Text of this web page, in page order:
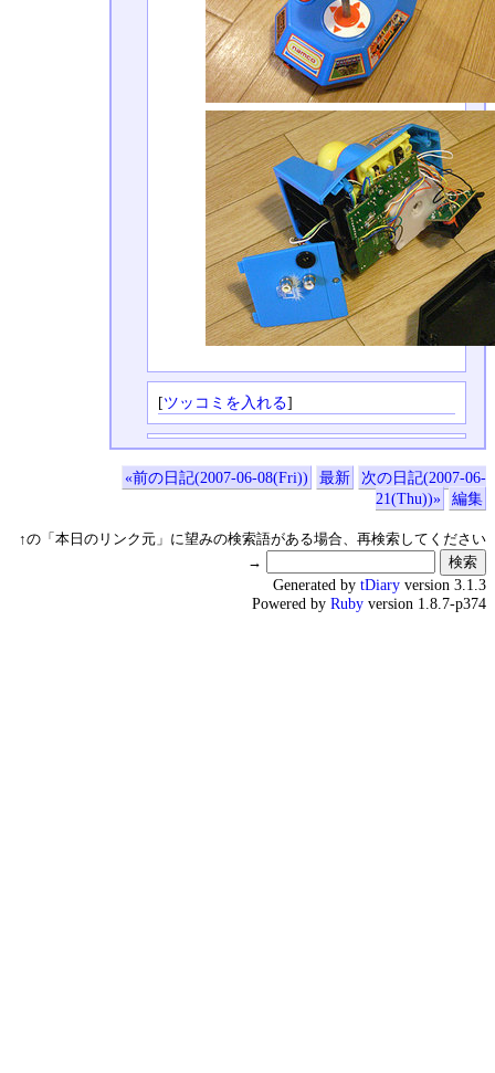
[ツッコミを入れる]
«前の日記(2007-06-08(Fri)) 最新
次の日記(2007-06-
21(Thu))»
編集
↑の「本日のリンク元」に望みの検索語がある場合、再検索してください
→
Generated by tDiary version 3.1.3
Powered by Ruby version 1.8.7-p374